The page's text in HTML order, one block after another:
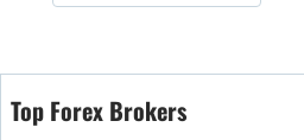
All Currencies
Commodities
Top Forex Brokers